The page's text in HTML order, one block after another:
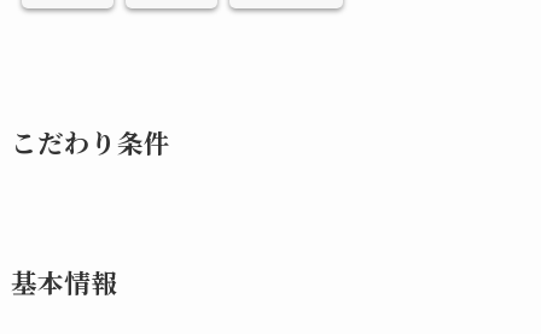
こだわり条件
基本情報